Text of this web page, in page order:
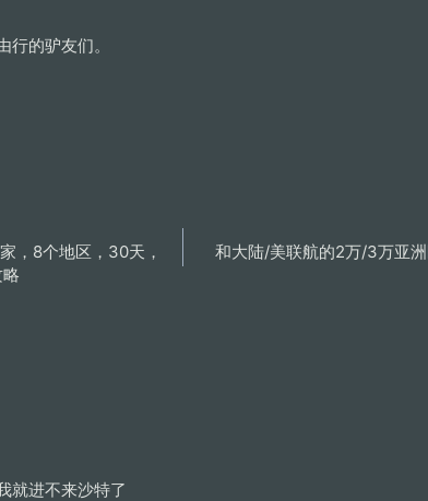
的驴友们。
，8个地区，30天，
和大陆/美联航的2万/3万亚
就进不来沙特了